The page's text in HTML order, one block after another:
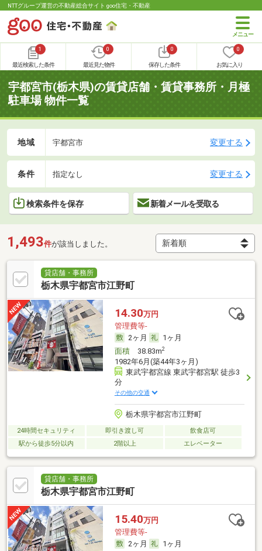
NTTグループ運営の不動産総合サイト goo住宅・不動産
1
最近検索した条件
0
最近見た物件
0
保存した条件
0
お気に入り
宇都宮市(栃木県)の賃貸店舗・賃貸事務所・月極
駐車場 物件一覧
地域 宇都宮市 変更する
条件 指定なし 変更する
検索条件を保存 新着メールを受取る
1,493件が該当しました。
貸店舗・事務所
栃木県宇都宮市江野町
14.30万円
管理費等-
2ヶ月
1ヶ月
面積38.83m2
1982年6月(築44年3ヶ月)
東武宇都宮線 東武宇都宮駅 徒歩3
分
その他の交通
栃木県宇都宮市江野町
24時間セキュリティ 即引き渡し可
飲食店可
駅から徒歩5分以内
2階以上 エレベーター
貸店舗・事務所
栃木県宇都宮市江野町
15.40万円
管理費等-
2ヶ月
1ヶ月